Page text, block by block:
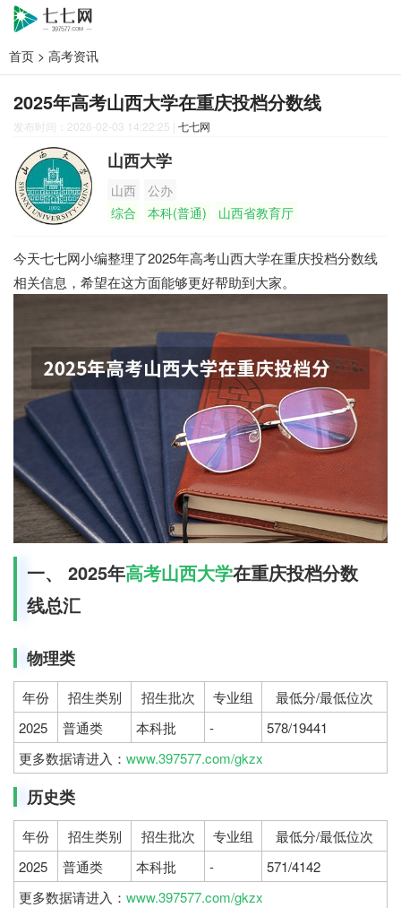
首页 > 高考资讯
2025年高考山西大学在重庆投档分数线
发布时间：2026-02-03 14:22:25 | 七七网
山西大学
山西
公办
综合
本科(普通) 山西省教育厅
今天七七网小编整理了2025年高考山西大学在重庆投档分数线
相关信息，希望在这方面能够更好帮助到大家。
一、 2025年高考山西大学在重庆投档分数
线总汇
物理类
年份 招生类别 招生批次 专业组
最低分/最低位次
2025
普通类 本科批 -
578/19441
更多数据请进入： www.397577.com/gkzx
历史类
年份 招生类别 招生批次 专业组
最低分/最低位次
2025
普通类 本科批 -
571/4142
更多数据请进入： www.397577.com/gkzx